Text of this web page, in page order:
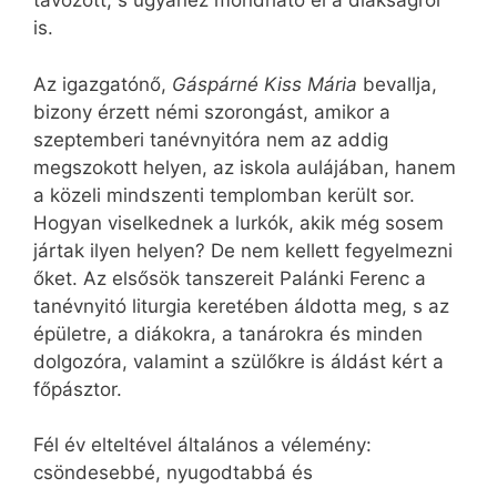
is.
Az igazgatónő, Gáspárné Kiss Mária bevallja,
bizony érzett némi szorongást, amikor a
szeptemberi tanévnyitóra nem az addig
megszokott helyen, az iskola aulájában, hanem
a közeli mindszenti templomban került sor.
Hogyan viselkednek a lurkók, akik még sosem
jártak ilyen helyen? De nem kellett fegyelmezni
őket. Az elsősök tanszereit Palánki Ferenc a
tanévnyitó liturgia keretében áldotta meg, s az
épületre, a diákokra, a tanárokra és minden
dolgozóra, valamint a szülőkre is áldást kért a
főpásztor.
Fél év elteltével általános a vélemény:
csöndesebbé, nyugodtabbá és